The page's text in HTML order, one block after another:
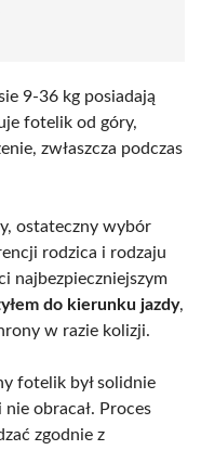
9-36 kg posiadają
fotelik od góry,
zwłaszcza podczas
ostateczny wybór
rodzica i rodzaju
najbezpieczniejszym
do kierunku jazdy,
w razie kolizji.
fotelik był solidnie
obracał. Proces
zgodnie z